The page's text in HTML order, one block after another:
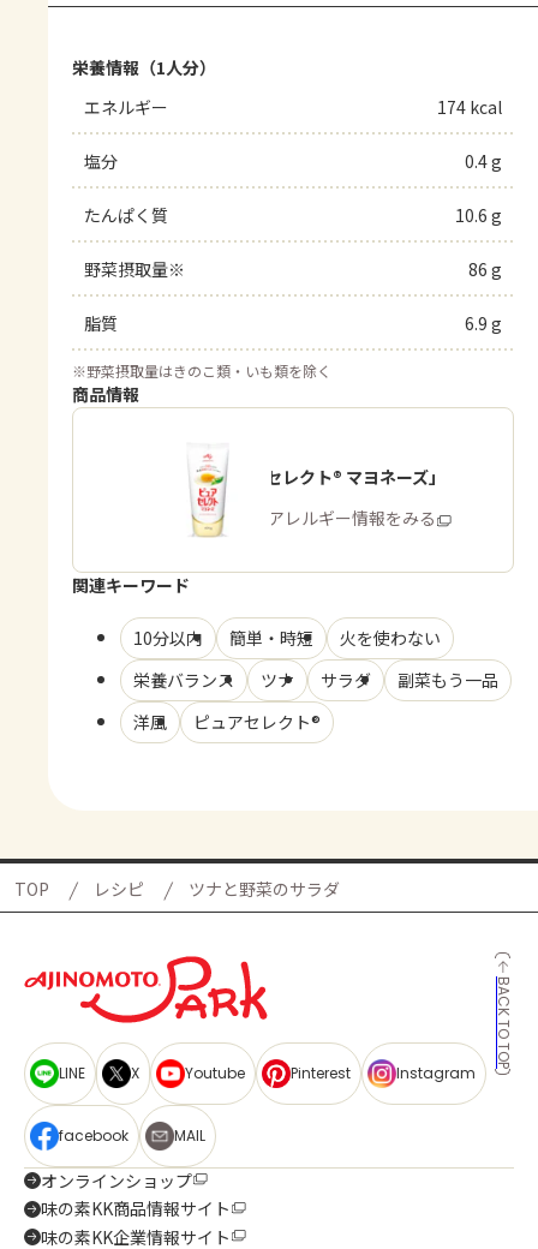
栄養情報（1人分）
エネルギー
174 kcal
塩分 0.4 g
たんぱく質 10.6 g
野菜摂取量※ 86 g
脂質 6.9 g
※野菜摂取量はきのこ類・いも類を除く
商品情報
「ピュアセレクト® マヨネーズ」
商品・アレルギー情報をみる
関連キーワード
10分以内 簡単・時短
火を使わない
栄養バランス
ツナ サラダ
副菜もう一品
洋風
ピュアセレクト®
TOP レシピ ツナと野菜のサラダ
BACK TO TOP
LINE X Youtube Pinterest Instagram
facebook MAIL
オンラインショップ
味の素KK商品情報サイト
味の素KK企業情報サイト